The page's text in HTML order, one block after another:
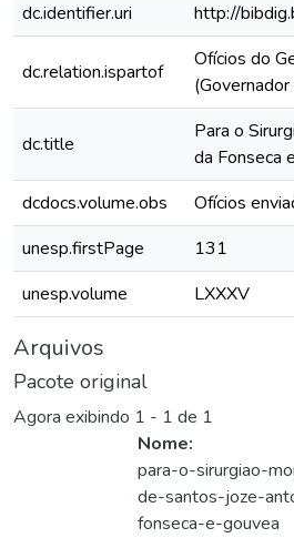
dc.identifier.uri
http://
dc.relation.ispartof
Ofícios do
dc.title
Para o
da Fonseca
dcdocs.volume.obs
Ofícios
unesp.firstPage
131
unesp.volume
LXXXV
Arquivos
Pacote original
Agora exibindo 1 - 1 de 1
Nome:
para-o-sirurgiao-
de-santos-joze-
fonseca-e-gouvea